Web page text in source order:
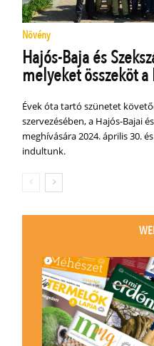
Növény
Hajós-Baja és
melyeket összeköt
Évek óta tartó szünetet
szervezésében, a Hajós-Bajai
meghívására 2024. április 30.
indultunk.